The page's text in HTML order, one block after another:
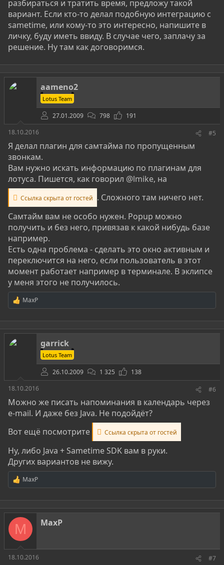
разбираться и тратить время, предложу такой
вариант. Если кто-то делал подобную интеграцию с
sametime, или кому-то это интересно, напишите в
личку, буду иметь ввиду. В случае чего, заплачу за
решение. Ну там как договоримся.
aameno2
Lotus Team
27.01.2009 798
191
18.10.2016
#5
Я делал плагин для самтайма по пропущенным
звонкам.
Вам нужно искать информацию по плагинам для
лотуса. Пишется, как говорил @lmike, на
Ссылка скрыта от гостей . Сложного там ничего нет.
Самтайм вам не особо нужен. Popup можно
получить и без него, привязав к какой нибудь базе
например.
Есть одна проблема - сделать это окно активным и
переключится на него, если пользователь в этот
момент работает например в терминале. В эклипсе
у меня этого не получилось.
Р
е
а
к
ц
и
MaxP
garrick
Lotus Team
26.10.2009 1 325
138
18.10.2016
#6
Можно же писать напоминания в календарь через
e-mail. И даже без Java. Не подойдёт?
Вот ещё посмотрите
Ссылка скрыта от гостей
Ну, либо Java + Sametime SDK вам в руки.
Других вариантов не вижу.
Р
е
а
к
ц
и
:
MaxP
M MaxP
18.10.2016 #7